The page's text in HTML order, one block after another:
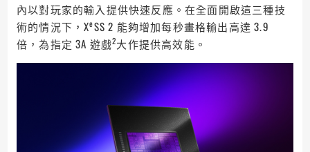
內以對玩家的輸入提供快速反應。在全面開啟這三種技
術的情況下，XeSS 2 能夠增加每秒畫格輸出高達 3.9
倍，為指定 3A 遊戲2大作提供高效能。